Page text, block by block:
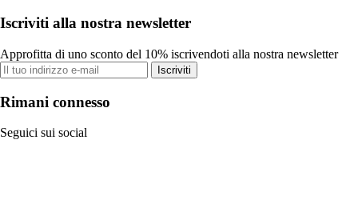
Iscriviti alla nostra newsletter
Approfitta di uno sconto del 10% iscrivendoti alla nostra newsletter
Iscriviti
Rimani connesso
Seguici sui social